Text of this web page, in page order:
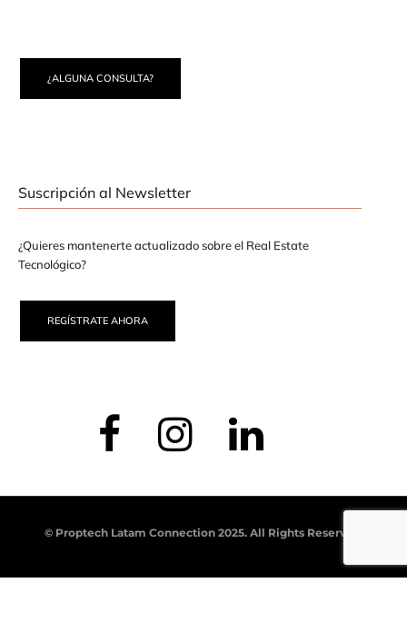
¿ALGUNA CONSULTA?
Suscripción al Newsletter
¿Quieres mantenerte actualizado sobre el Real Estate
Tecnológico?
REGÍSTRATE AHORA
© Proptech Latam Connection 2025. All Rights Reserved.